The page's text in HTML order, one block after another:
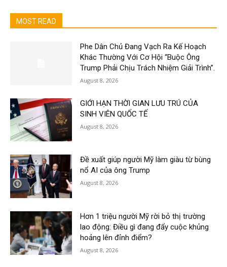
MOST READ
Phe Dân Chủ Đang Vạch Ra Kế Hoạch
Khác Thường Với Cơ Hội “Buộc Ông
Trump Phải Chịu Trách Nhiệm Giải Trình”.
August 8, 2026
GIỚI HẠN THỜI GIAN LƯU TRÚ CỦA
SINH VIÊN QUỐC TẾ
August 8, 2026
Đề xuất giúp người Mỹ làm giàu từ bùng
nổ AI của ông Trump
August 8, 2026
Hơn 1 triệu người Mỹ rời bỏ thị trường
lao động: Điều gì đang đẩy cuộc khủng
hoảng lên đỉnh điểm?
August 8, 2026